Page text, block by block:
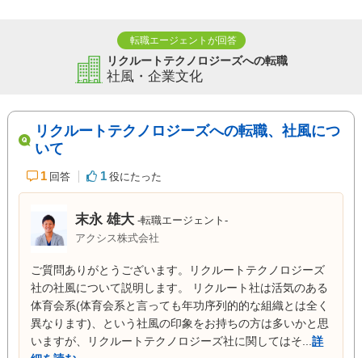
転職エージェントが回答
リクルートテクノロジーズへの転職
社風・企業文化
リクルートテクノロジーズへの転職、社風につ
いて
1 回答 1 役にたった
末永 雄大 -転職エージェント-
アクシス株式会社
ご質問ありがとうございます。リクルートテクノロジーズ
社の社風について説明します。 リクルート社は活気のある
体育会系(体育会系と言っても年功序列的的な組織とは全く
異なります)、という社風の印象をお持ちの方は多いかと思
いますが、リクルートテクノロジーズ社に関してはそ...詳